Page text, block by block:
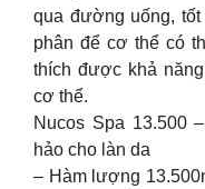
qua đường uống,
phân để cơ thể có
thích được khả
cơ thể.
Nucos Spa 13.500
hảo cho làn da
– Hàm lượng